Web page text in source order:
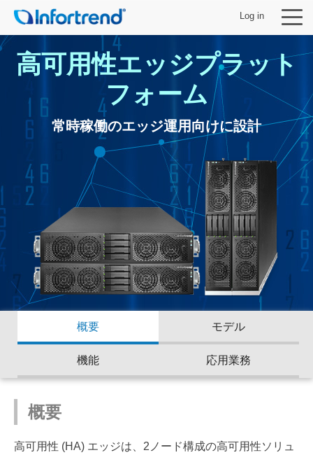
Log in
高可用性エッジプラット
フォーム
常時稼働のエッジ運用向けに設計
概要 モデル
機能 応用業務
概要
高可用性 (HA) エッジは、2ノード構成の高可用性ソリュ
製品
サポート
パートナー
Infortrendについて